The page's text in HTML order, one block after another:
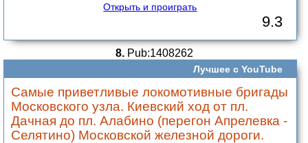
Открыть и проиграть
9.3
8.Pub:1408262
Лучшее с YouTube
Самые приветливые локомотивные бригады
Московского узла. Киевский ход от пл.
Дачная до пл. Алабино (перегон Апрелевка -
Селятино) Московской железной дороги.